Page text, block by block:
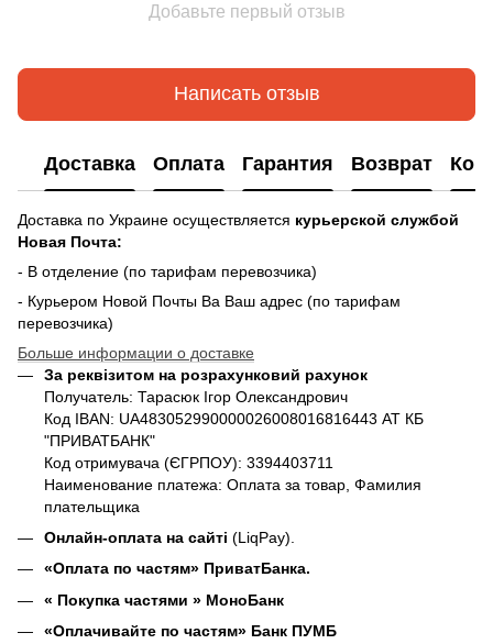
Добавьте первый отзыв
Написать отзыв
Доставка Оплата Гарантия Возврат
Доставка по Украине осуществляется курьерской службой
Новая Почта:
- В отделение (по тарифам перевозчика)
- Курьером Новой Почты Ва Ваш адрес (по тарифам
перевозчика)
Больше информации о доставке
За реквізитом на розрахунковий рахунок
Получатель: Тарасюк Ігор Олександрович
Код IBAN: UA483052990000026008016816443 АТ КБ
"ПРИВАТБАНК"
Код отримувача (ЄГРПОУ): 3394403711
Наименование платежа: Оплата за товар, Фамилия
плательщика
Онлайн-оплата на сайті (LiqPay).
«Оплата по частям» ПриватБанка.
« Покупка частями » МоноБанк
«Оплачивайте по частям» Банк ПУМБ